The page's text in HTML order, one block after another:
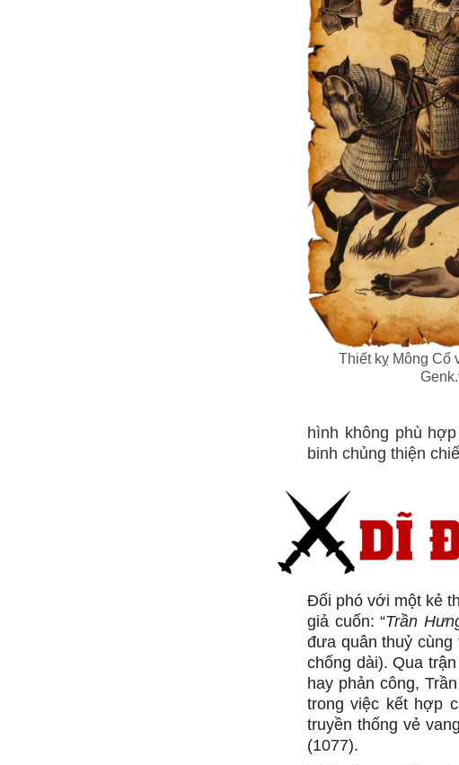
Thiết kỵ Mông Cổ
hình không phù
binh chủng thiện
Đối phó với một kẻ
giả cuốn: “Trần
đưa quân thuỷ cùng
chống dài). Qua
hay phản công,
trong việc kết hợp
truyền thống vẻ
(1077).